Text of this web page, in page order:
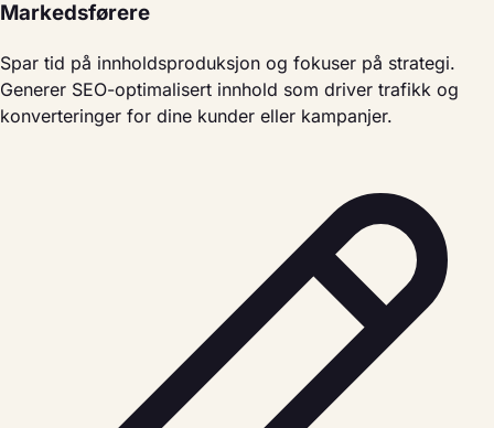
Markedsførere
Spar tid på innholdsproduksjon og fokuser på strategi.
Generer SEO-optimalisert innhold som driver trafikk og
konverteringer for dine kunder eller kampanjer.